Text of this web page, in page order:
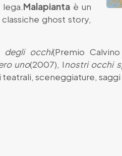
Malapiantaè un
ghost story,
degli occhi(Premio Calvino
uno(2007), Inostri occhi
teatrali, sceneggiature,